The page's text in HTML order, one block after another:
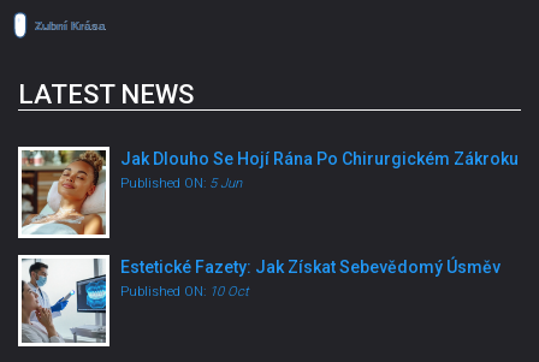
LATEST NEWS
Jak Dlouho Se Hojí Rána Po Chirurgickém Zákroku
Published ON: 5 Jun
Estetické Fazety: Jak Získat Sebevědomý Úsměv
Published ON: 10 Oct